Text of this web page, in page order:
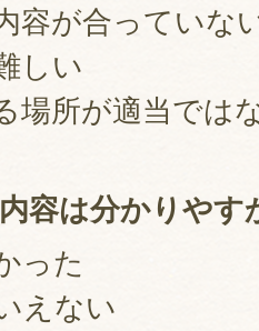
容が合っていな
しい
場所が適当では
容は分かりやす
った
えない